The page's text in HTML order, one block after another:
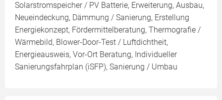
Solarstromspeicher / PV Batterie, Erweiterung, Ausbau,
Neueindeckung, Dämmung / Sanierung, Erstellung
Energiekonzept, Fördermittelberatung, Thermografie /
Wärmebild, Blower-Door-Test / Luftdichtheit,
Energieausweis, Vor-Ort Beratung, Individueller
Sanierungsfahrplan (iSFP), Sanierung / Umbau